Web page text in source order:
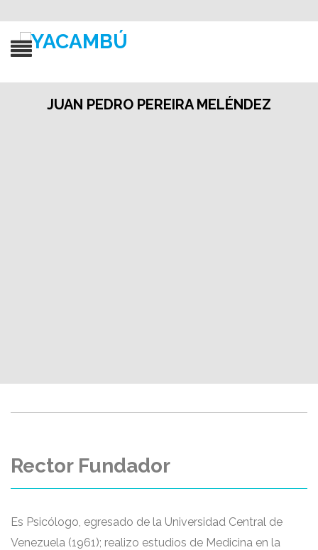
JUAN PEDRO PEREIRA MELÉNDEZ
Rector Fundador
Es Psicólogo, egresado de la Universidad Central de
Venezuela (1961); realizo estudios de Medicina en la